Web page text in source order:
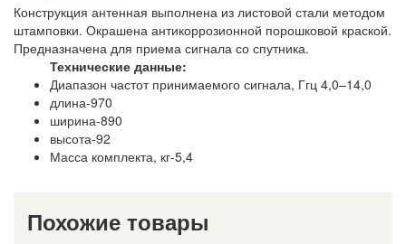
Конструкция антенная выполнена из листовой стали методом
штамповки. Окрашена антикоррозионной порошковой краской.
Предназначена для приема сигнала со спутника.
Технические данные:
Диапазон частот принимаемого сигнала, Ггц 4,0–14,0
длина-970
ширина-890
высота-92
Масса комплекта, кг-5,4
Похожие товары